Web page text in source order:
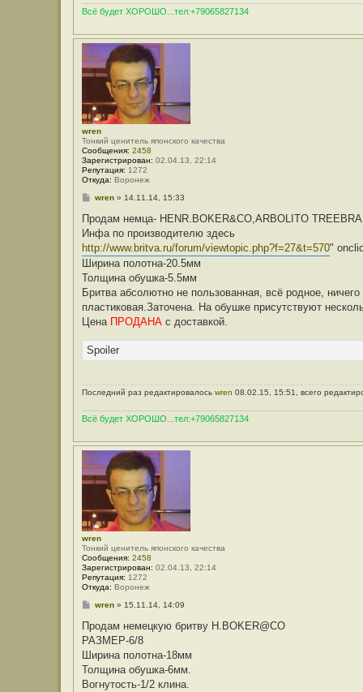
Всё будет ХОРОШО...тел:+79065827134
wren
Тонкий ценитель японского качества
Сообщения: 2458
Зарегистрирован: 02.04.13, 22:14
Репутация: 1272
Откуда: Воронеж
С
о
щ
е
н
и
е
wren» 14.11.14, 15:33
Продам немца- HENR.BOKER&CO,ARBOLITO
Инфа по производителю здесь
http://www.britva.ru/forum/viewtopic.php?f=27&t=570"
Ширина полотна-20.5мм
Толщина обушка-5.5мм
Бритва абсолютно не пользованная, всё родное,
пластиковая.Заточена. На обушке присутствуют
Цена ПРОДАНА c доставкой.
Spoiler
Последний раз редактировалось wren 08.02.15, 15:51, всего
Всё будет ХОРОШО...тел:+79065827134
wren
Тонкий ценитель японского качества
Сообщения: 2458
Зарегистрирован: 02.04.13, 22:14
Репутация: 1272
Откуда: Воронеж
С
о
щ
е
и
е
wren» 15.11.14, 14:09
Продам немецкую бритву H.BOKER@CO
РАЗМЕР-6/8
Ширина полотна-18мм
Толщина обушка-6мм.
Вогнутость-1/2 клина.